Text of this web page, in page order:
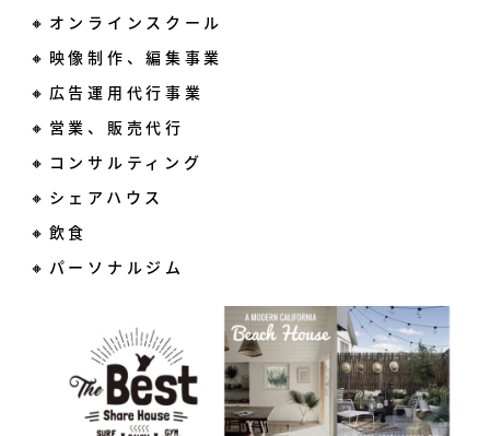
🔸オンラインスクール
🔸映像制作、編集事業
🔸広告運用代行事業
🔸営業、販売代行
🔸コンサルティング
🔸シェアハウス
🔸飲食
🔸パーソナルジム